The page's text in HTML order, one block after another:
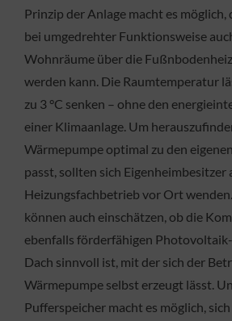
Prinzip der Anlage macht es möglich,
bei umgedrehter Funktionsweise
Wohnräume über die
werden kann. Die Raumtemperatur
zu 3 °C senken – ohne den
einer Klimaanlage. Um
Wärmepumpe optimal zu den
passt, sollten sich Eigenheimbesitzer
Heizungsfachbetrieb vor Ort
können auch einschätzen, ob die
ebenfalls förderfähigen
Dach sinnvoll ist, mit der sich der
Wärmepumpe selbst erzeugt lässt.
Pufferspeicher macht es möglich,